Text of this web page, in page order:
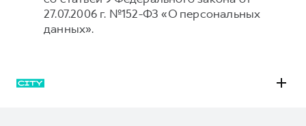
27.07.2006 г. №152-ФЗ «О персональных
данных».